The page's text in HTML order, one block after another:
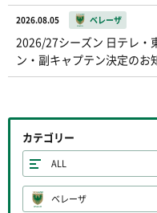
2026.08.05 ベレーザ
2026/27シーズン 日テレ・
ン・副キャプテン決定のお
カテゴリー
ALL
ベレーザ